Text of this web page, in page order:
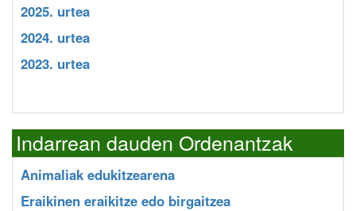
2025. urtea
2024. urtea
2023. urtea
Indarrean dauden Ordenantzak
Animaliak edukitzearena
Eraikinen eraikitze edo birgaitzea